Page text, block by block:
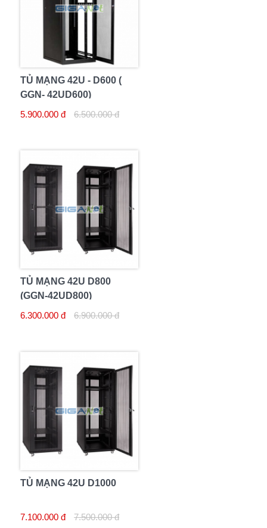
TỦ MẠNG 42U - D600 (
GGN- 42UD600)
5.900.000 đ
6.500.000 đ
TỦ MẠNG 42U D800
(GGN-42UD800)
6.300.000 đ
6.900.000 đ
TỦ MẠNG 42U D1000
7.100.000 đ 7.500.000 đ